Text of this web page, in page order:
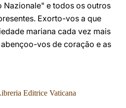
Nazionale" e todos os outros
Exorto-vos a que
mariana cada vez mais
vos de coração e as
Editrice Vaticana